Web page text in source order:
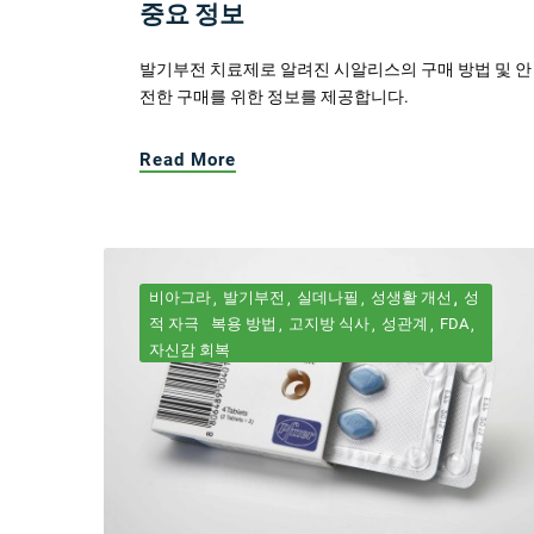
중요 정보
발기부전 치료제로 알려진 시알리스의 구매 방법 및 안
전한 구매를 위한 정보를 제공합니다.
Read More
비아그라 발기부전 실데나필 성생활 개선
성
적 자극
복용 방법 고지방 식사 성관계
FDA
자신감 회복